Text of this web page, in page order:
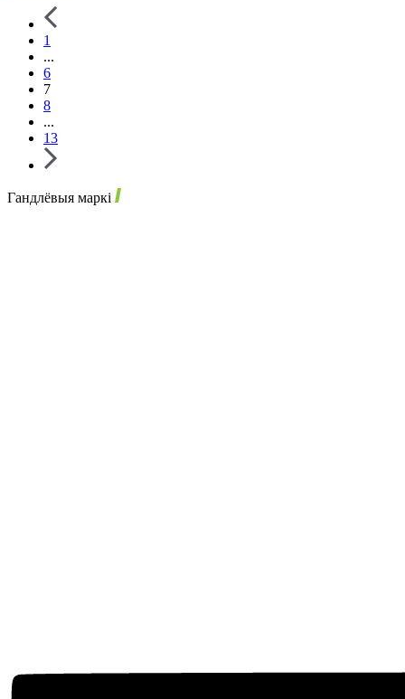
1
...
6
7
8
...
13
Гандлёвыя маркі